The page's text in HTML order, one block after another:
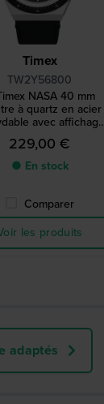
Timex
TW2Y56800
NASA 40 mm
à quartz en acier
avec affichage
jour et de la date et
jour/nuit 24 heures
229,00 €
● En stock
Comparer
les produits
adaptés